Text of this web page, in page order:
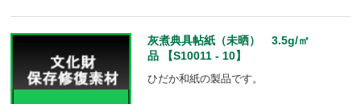
灰煮典具帖紙（未晒） 3.5g/㎡
品 【S10011 - 10】
ひだか和紙の製品です。